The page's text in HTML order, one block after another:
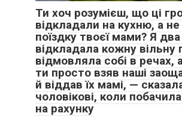
Ти хоч розумієш, що ці
відкладали на кухню, а не
поїздку твоєї мами? Я
відкладала кожну вільну
відмовляла собі в речах,
ти просто взяв наші
й віддав їх мамі, —
чоловікові, коли
на рахунку